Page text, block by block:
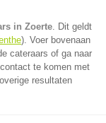
in Zoerte. Dit geldt
). Voer bovenaan
cateraars of ga naar
te komen met
resultaten